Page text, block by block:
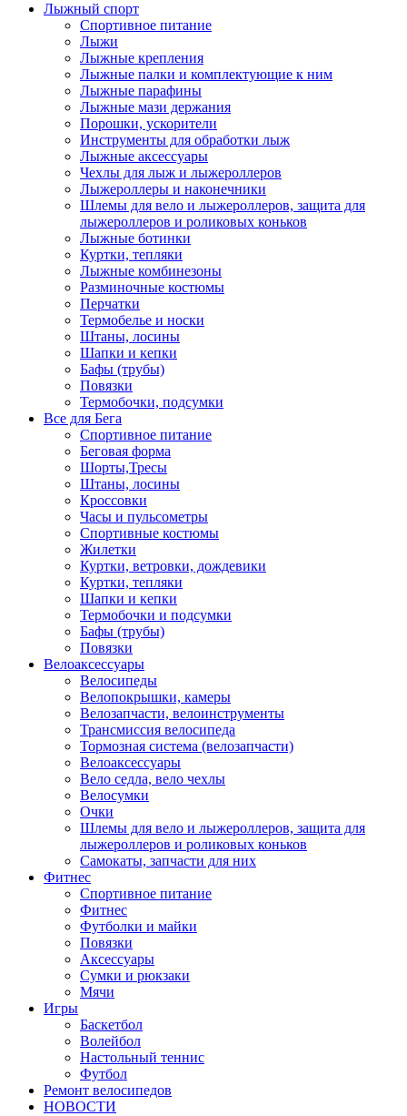
Лыжный спорт
Спортивное питание
Лыжи
Лыжные крепления
Лыжные палки и комплектующие к ним
Лыжные парафины
Лыжные мази держания
Порошки, ускорители
Инструменты для обработки лыж
Лыжные аксессуары
Чехлы для лыж и лыжероллеров
Лыжероллеры и наконечники
Шлемы для вело и лыжероллеров, защита для
лыжероллеров и роликовых коньков
Лыжные ботинки
Куртки, тепляки
Лыжные комбинезоны
Разминочные костюмы
Перчатки
Термобелье и носки
Штаны, лосины
Шапки и кепки
Бафы (трубы)
Повязки
Термобочки, подсумки
Все для Бега
Спортивное питание
Беговая форма
Шорты,Тресы
Штаны, лосины
Кроссовки
Часы и пульсометры
Спортивные костюмы
Жилетки
Куртки, ветровки, дождевики
Куртки, тепляки
Шапки и кепки
Термобочки и подсумки
Бафы (трубы)
Повязки
Велоаксессуары
Велосипеды
Велопокрышки, камеры
Велозапчасти, велоинструменты
Трансмиссия велосипеда
Тормозная система (велозапчасти)
Велоаксессуары
Вело седла, вело чехлы
Велосумки
Очки
Шлемы для вело и лыжероллеров, защита для
лыжероллеров и роликовых коньков
Самокаты, запчасти для них
Фитнес
Спортивное питание
Фитнес
Футболки и майки
Повязки
Аксессуары
Сумки и рюкзаки
Мячи
Игры
Баскетбол
Волейбол
Настольный теннис
Футбол
Ремонт велосипедов
НОВОСТИ